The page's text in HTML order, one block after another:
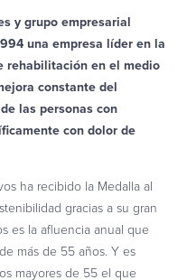
y grupo empresarial
una empresa líder en la
rehabilitación en el medio
constante del
las personas con
con dolor de
ha recibido la Medalla al
gracias a su gran
es la afluencia anual que
más de 55 años. Y es
mayores de 55 el que